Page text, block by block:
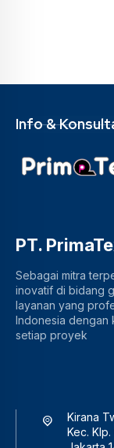
Info &
PT.
Sebagai mitra
inovatif di bidang
layanan yang
Indonesia dengan
setiap proyek
Kirana
Kec.